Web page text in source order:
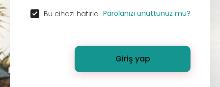
Bu cihazı hatırla Parolanızı unuttunuz mu?
Giriş yap